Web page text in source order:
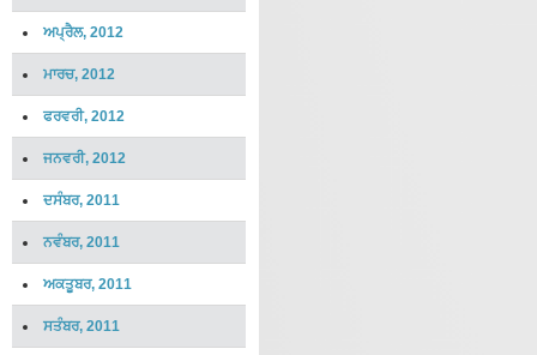
ਅਪ੍ਰੈਲ, 2012
ਮਾਰਚ, 2012
ਫਰਵਰੀ, 2012
ਜਨਵਰੀ, 2012
ਦਸੰਬਰ, 2011
ਨਵੰਬਰ, 2011
ਅਕਤੂਬਰ, 2011
ਸਤੰਬਰ, 2011